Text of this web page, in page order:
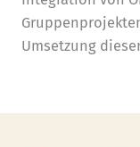
Umsetzung